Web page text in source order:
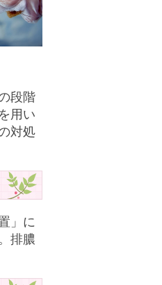
段階
用い
対処
」に
排膿